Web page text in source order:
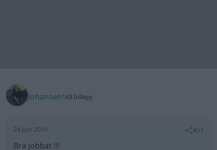
Johansen143 Inlägg
24 juni 2016 #27
Bra jobbat !!!